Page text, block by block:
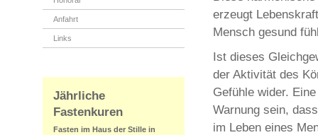
Anfahrt
Links
Jährliche
Fastenkuren
Fasten im Haus der Stille in
erzeugt
Mensch gesund
Ist dieses
der Aktivität des
Gefühle wider.
Warnung sein,
im Leben eines